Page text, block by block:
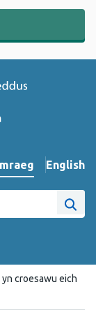
iaith y wefan
English
–
croesawu eich